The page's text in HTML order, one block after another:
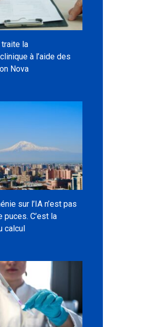
traite la
à l’aide des
Nova
sur l’IA n’est pas
puces. C’est la
calcul